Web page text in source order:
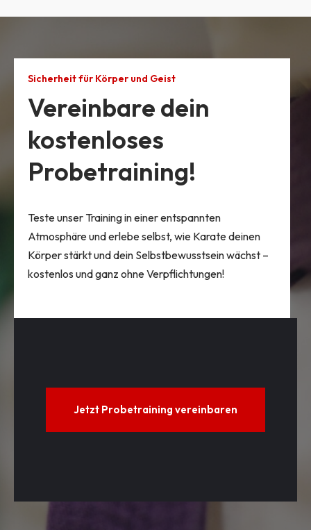
Sicherheit für Körper und Geist
Vereinbare dein
kostenloses
Probetraining!
Teste unser Training in einer entspannten
Atmosphäre und erlebe selbst, wie Karate deinen
Körper stärkt und dein Selbstbewusstsein wächst –
kostenlos und ganz ohne Verpflichtungen!
Jetzt Probetraining vereinbaren